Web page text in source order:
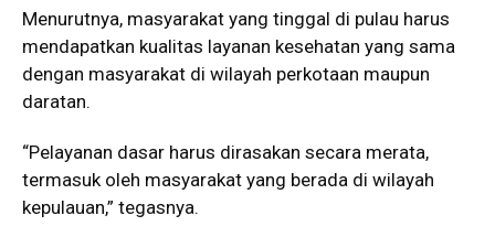
Menurutnya, masyarakat yang tinggal di pulau harus
mendapatkan kualitas layanan kesehatan yang sama
dengan masyarakat di wilayah perkotaan maupun
daratan.
“Pelayanan dasar harus dirasakan secara merata,
termasuk oleh masyarakat yang berada di wilayah
kepulauan,” tegasnya.